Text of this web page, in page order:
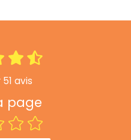
avis
page